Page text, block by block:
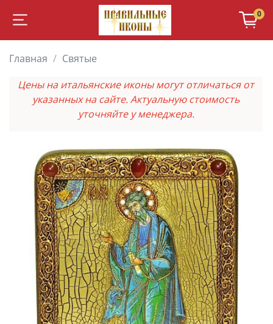
0
Главная
Святые
Цены на итальянские иконы могут отличаться от
указанных на сайте. Актуальную стоимость
уточняйте у менеджера.